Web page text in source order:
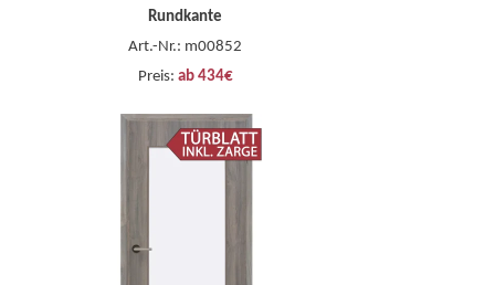
Rundkante
Art.-Nr.: m00852
Preis: ab 434€